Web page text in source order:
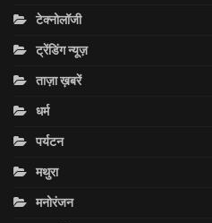
टेक्नोलॉजी
ट्रेंडिंग न्यूज़
ताज़ा ख़बरें
धर्म
पर्यटन
मथुरा
मनोरंजन